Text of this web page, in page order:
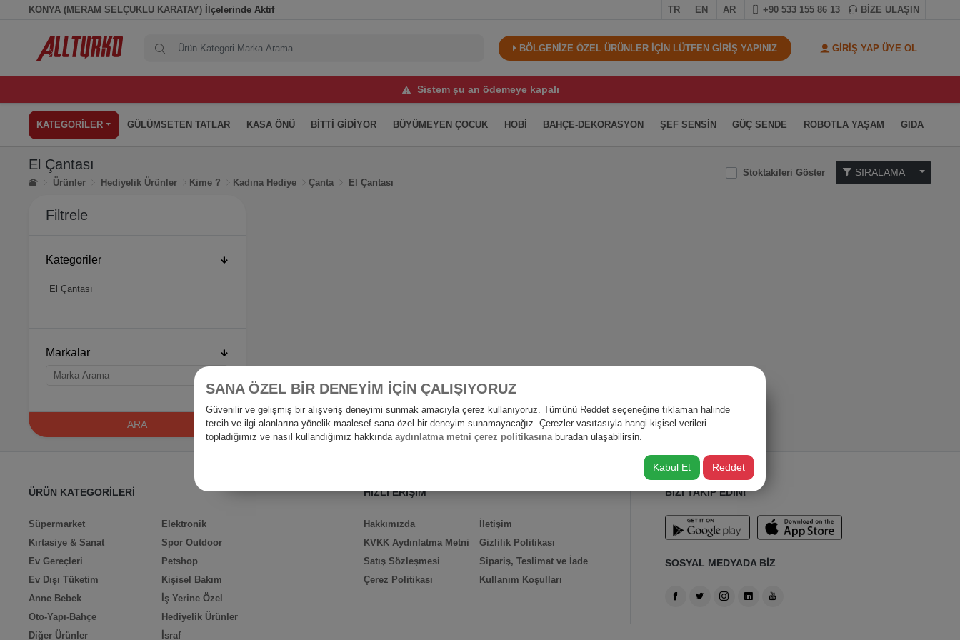
TR EN AR +90 533 155 86 13 BİZE ULAŞIN
KONYA (MERAM SELÇUKLU KARATAY) İlçelerinde Aktif
BÖLGENİZE ÖZEL ÜRÜNLER İÇİN LÜTFEN GİRİŞ YAPINIZ GİRİŞ YAP ÜYE OL
Sistem şu an ödemeye kapalı
KATEGORİLER GÜLÜMSETEN TATLAR KASA ÖNÜ BİTTİ GİDİYOR BÜYÜMEYEN ÇOCUK HOBİ BAHÇE-DEKORASYON ŞEF SENSİN GÜÇ SENDE ROBOTLA YAŞAM GIDA
El Çantası
Ürünler Hediyelik Ürünler Kime ? Kadına Hediye Çanta El Çantası
Stoktakileri Göster
Filtrele
Kategoriler
El Çantası
Markalar
ARA
ÜRÜN KATEGORİLERİ
Süpermarket
Elektronik
Kırtasiye & Sanat
Spor Outdoor
Ev Gereçleri
Petshop
Ev Dışı Tüketim
Kişisel Bakım
Anne Bebek
İş Yerine Özel
Oto-Yapı-Bahçe
Hediyelik Ürünler
Diğer Ürünler
İsraf
HIZLI ERİŞİM
Hakkımızda
KVKK Aydınlatma Metni
Satış Sözleşmesi
Çerez Politikası
İletişim
Gizlilik Politikası
Sipariş, Teslimat ve İade
Kullanım Koşulları
BİZİ TAKİP EDİN!
SOSYAL MEDYADA BİZ
SANA ÖZEL BİR DENEYİM İÇİN ÇALIŞIYORUZ
Güvenilir ve gelişmiş bir alışveriş deneyimi sunmak amacıyla çerez kullanıyoruz. Tümünü Reddet seçeneğine tıklaman halinde
tercih ve ilgi alanlarına yönelik maalesef sana özel bir deneyim sunamayacağız. Çerezler vasıtasıyla hangi kişisel verileri
topladığımız ve nasıl kullandığımız hakkında aydınlatma metni çerez politikasına buradan ulaşabilirsin.
Kabul Et Reddet